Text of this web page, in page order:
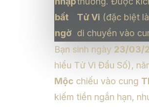
bất
ngờ
Tử Vi (đặc biệt
di chuyển vào
Bạn sinh ngày 23/03/
hiểu Tử Vi Đẩu Số),
Mộc chiếu vào cung
kiếm tiền ngắn hạn,